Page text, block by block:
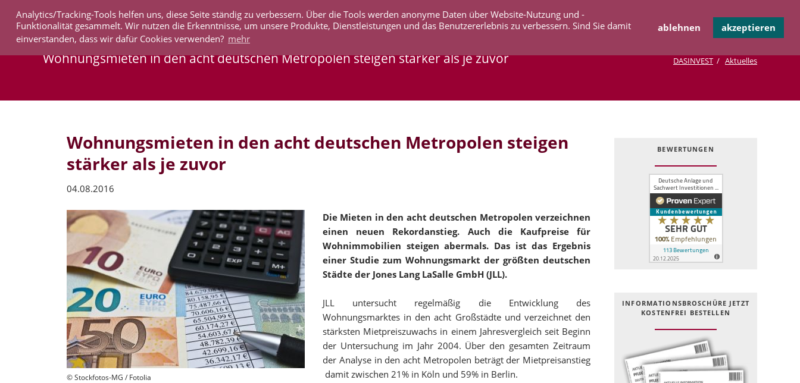
Analytics/Tracking-Tools helfen uns, diese Seite ständig zu verbessern. Über die Tools werden anonyme Daten über Website-Nutzung und -
Funktionalität gesammelt. Wir nutzen die Erkenntnisse, um unsere Produkte, Dienstleistungen und das Benutzererlebnis zu verbessern. Sind Sie damit
einverstanden, dass wir dafür Cookies verwenden? mehr
ablehnen akzeptieren
überspringen
IMMOBILIEN AKTUELLES UNTERNEHMEN SERVICE KOOPERATION KONTAKT
Wohnungsmieten in den acht deutschen Metropolen steigen stärker als je zuvor DASINVEST Aktuelles
Wohnungsmieten in den acht deutschen Metropolen steigen
stärker als je zuvor
04.08.2016
© Stockfotos-MG / Fotolia
Die Mieten in den acht deutschen Metropolen verzeichnen
einen neuen Rekordanstieg. Auch die Kaufpreise für
Wohnimmobilien steigen abermals. Das ist das Ergebnis
einer Studie zum Wohnungsmarkt der größten deutschen
Städte der Jones Lang LaSalle GmbH (JLL).
JLL untersucht regelmäßig die Entwicklung des
Wohnungsmarktes in den acht Großstädte und verzeichnet den
stärksten Mietpreiszuwachs in einem Jahresvergleich seit Beginn
der Untersuchung im Jahr 2004. Über den gesamten Zeitraum
der Analyse in den acht Metropolen beträgt der Mietpreisanstieg
damit zwischen 21% in Köln und 59% in Berlin.
BEWERTUNGEN
INFOR­MATIONS­BROSCHÜRE JETZT
KOSTEN­FREI BESTELLEN